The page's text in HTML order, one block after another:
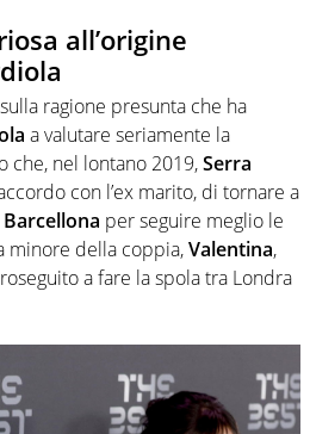
all’origine
ragione presunta che ha
a valutare seriamente la
che, nel lontano 2019,Serra
con l’ex marito, di tornare a
Barcellona per seguire meglio le
minore della coppia,Valentina,
a fare la spola tra Londra